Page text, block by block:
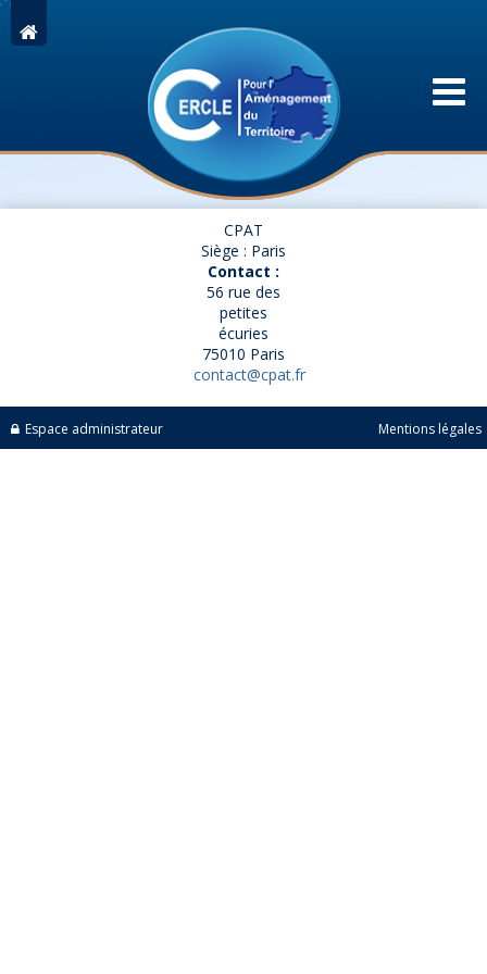
CPAT
Siège : Paris
Contact :
56 rue des
petites
écuries
75010 Paris
contact@cpat.fr
Espace administrateur Mentions légales